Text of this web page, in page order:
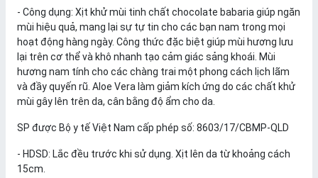
- Công dụng: Xịt khử mùi tinh chất chocolate babaria giúp ngăn
mùi hiệu quả, mang lại sự tự tin cho các bạn nam trong mọi
hoạt động hàng ngày. Công thức đặc biệt giúp mùi hương lưu
lại trên cơ thể và khô nhanh tạo cảm giác sảng khoái. Mùi
hương nam tính cho các chàng trai một phong cách lịch lãm
và đầy quyến rũ. Aloe Vera làm giảm kích ứng do các chất khử
mùi gây lên trên da, cân bằng độ ẩm cho da.
SP được Bộ y tế Việt Nam cấp phép số: 8603/17/CBMP-QLD
- HDSD: Lắc đều trước khi sử dụng. Xịt lên da từ khoảng cách
15cm.